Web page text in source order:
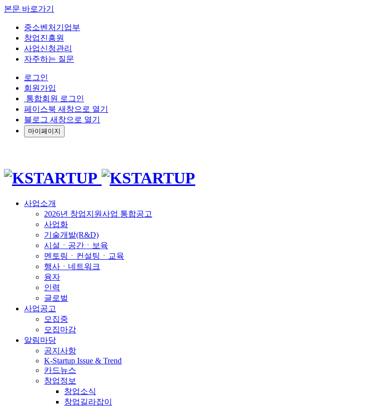
본문 바로가기
중소벤처기업부
창업진흥원
사업신청관리
자주하는 질문
로그인
회원가입
통합회원 로그인
페이스북 새창으로 열기
블로그 새창으로 열기
마이페이지
사업소개
2026년 창업지원사업 통합공고
사업화
기술개발(R&D)
시설ㆍ공간ㆍ보육
멘토링ㆍ컨설팅ㆍ교육
행사ㆍ네트워크
융자
인력
글로벌
사업공고
모집중
모집마감
알림마당
공지사항
K-Startup Issue & Trend
카드뉴스
창업정보
창업소식
창업길라잡이